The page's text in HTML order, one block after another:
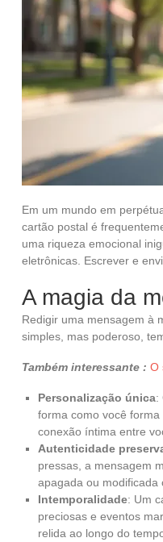
Em um mundo em
cartão postal é
uma riqueza emocional
eletrônicas. Escrever e
A magia da
Redigir uma mensagem à
simples, mas poderoso,
Também interessante : O
Personalização única:
forma como você
conexão íntima entre
Autenticidade
pressas, a mensagem
apagada ou modificada
Intemporalidade: Um
preciosas e eventos
relida ao longo do